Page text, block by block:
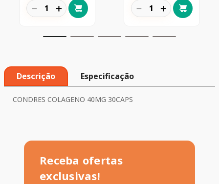
＋
－ ＋
－
Descrição Especificação
CONDRES COLAGENO 40MG 30CAPS
Receba ofertas
exclusivas!